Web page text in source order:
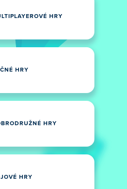
HRY
HRY
HRY
HRY